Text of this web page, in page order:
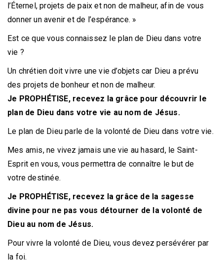
l’Éternel, projets de paix et non de malheur, afin de vous
donner un avenir et de l’espérance. »
Est ce que vous connaissez le plan de Dieu dans votre
vie ?
Un chrétien doit vivre une vie d’objets car Dieu a prévu
des projets de bonheur et non de malheur.
Je PROPHÉTISE, recevez la grâce pour découvrir le
plan de Dieu dans votre vie au nom de Jésus.
Le plan de Dieu parle de la volonté de Dieu dans votre vie.
Mes amis, ne vivez jamais une vie au hasard, le Saint-
Esprit en vous, vous permettra de connaître le but de
votre destinée.
Je PROPHÉTISE, recevez la grâce de la sagesse
divine pour ne pas vous détourner de la volonté de
Dieu au nom de Jésus.
Pour vivre la volonté de Dieu, vous devez persévérer par
la foi.